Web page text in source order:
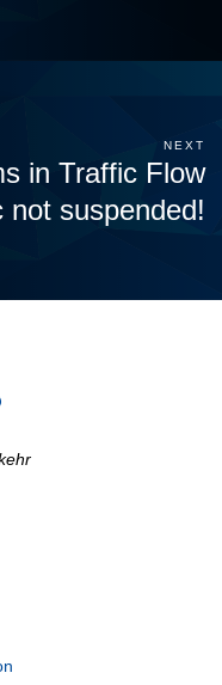
NEXT
in Traffic Flow
not suspended!